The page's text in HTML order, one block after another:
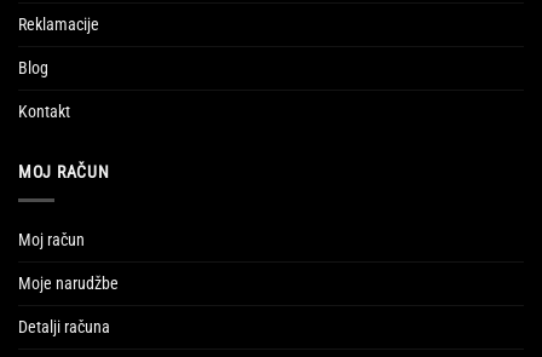
Reklamacije
Blog
Kontakt
MOJ RAČUN
Moj račun
Moje narudžbe
Detalji računa